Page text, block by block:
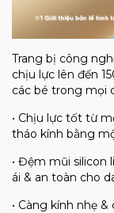
Trang bị công
chịu lực lên đến
các bé trong mọi
• Chịu lực tốt từ
tháo kính bằng
• Đệm mũi silicon
ái & an toàn cho
• Càng kính nhẹ